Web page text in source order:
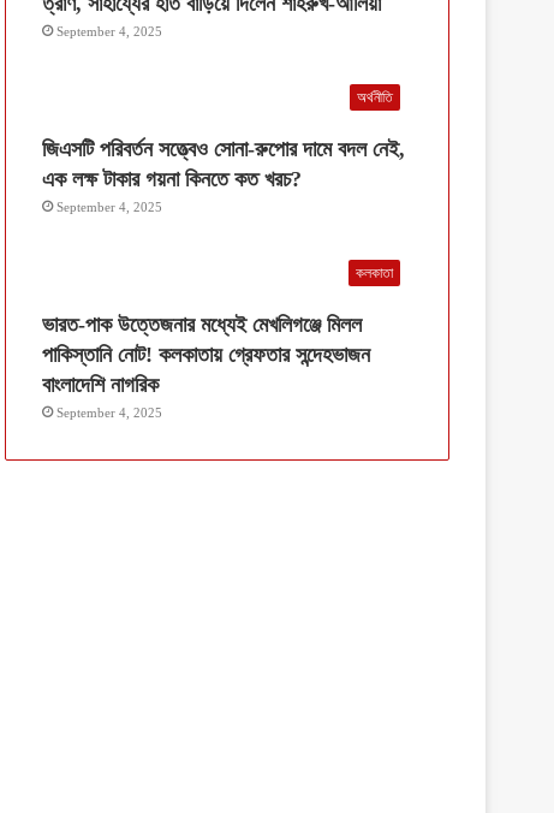
September 4, 2025
অর্থনীতি
জিএসটি পরিবর্তন সত্ত্বেও সোনা-রুপোর দামে বদল নেই,
এক লক্ষ টাকার গয়না কিনতে কত খরচ?
September 4, 2025
কলকাতা
ভারত-পাক উত্তেজনার মধ্যেই মেখলিগঞ্জে মিলল
পাকিস্তানি নোট! কলকাতায় গ্রেফতার সন্দেহভাজন
বাংলাদেশি নাগরিক
September 4, 2025